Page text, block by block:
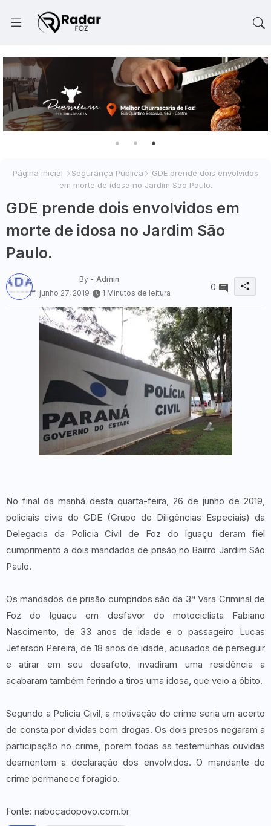
Página inicial Segurança Pública
GDE prende dois envolvidos
em morte de idosa no Jardim São Paulo.
GDE prende dois envolvidos em
morte de idosa no Jardim São
Paulo.
By - Admin
junho 27, 2019
1 Minutos de leitura
0
No final da manhã desta quarta-feira, 26 de junho de 2019,
policiais civis do GDE (Grupo de Diligências Especiais) da
Delegacia da Policia Civil de Foz do Iguaçu deram fiel
cumprimento a dois mandados de prisão no Bairro Jardim São
Paulo.
Os mandados de prisão cumpridos são da 3ª Vara Criminal de
Foz do Iguaçu em desfavor do motociclista Fabiano
Nascimento, de 33 anos de idade e o passageiro Lucas
Jeferson Pereira, de 18 anos de idade, acusados de perseguir
e atirar em seu desafeto, invadiram uma residência a
acabaram também ferindo a tiros uma idosa, que veio a óbito.
Segundo a Policia Civil, a motivação do crime seria um acerto
de consta por dividas com drogas. Os dois presos negaram a
participação no crime, porem todas as testemunhas ouvidas
desmentem a declaração dos envolvidos. O mandante do
crime permanece foragido.
Fonte: nabocadopovo.com.br